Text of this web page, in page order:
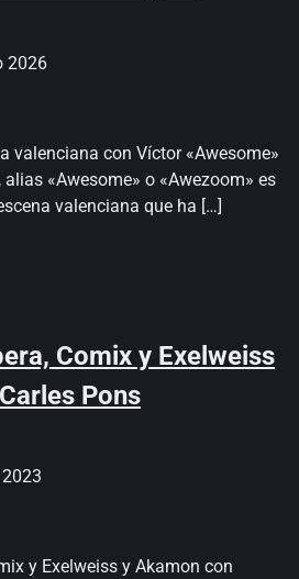
2026
valenciana con Víctor «Awesome»
«Awesome» o «Awezoom» es
valenciana que ha […]
Comix y Exelweiss
Pons
y Exelweiss y Akamon con